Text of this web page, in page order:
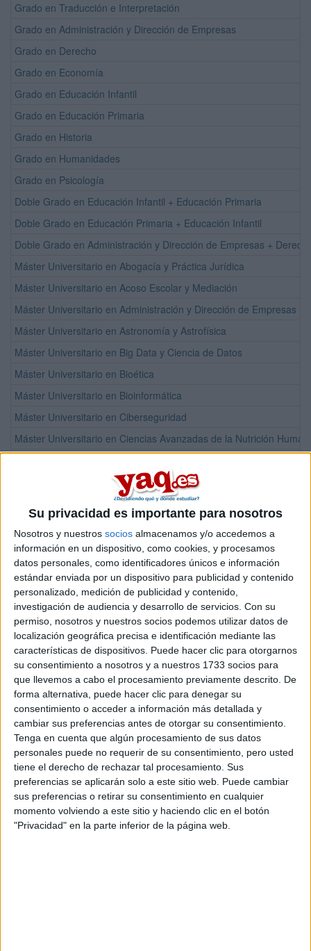
Su privacidad es importante para nosotros
Nosotros y nuestros socios almacenamos y/o accedemos a
información en un dispositivo, como cookies, y procesamos
datos personales, como identificadores únicos e información
estándar enviada por un dispositivo para publicidad y contenido
personalizado, medición de publicidad y contenido,
investigación de audiencia y desarrollo de servicios. Con su
permiso, nosotros y nuestros socios podemos utilizar datos de
localización geográfica precisa e identificación mediante las
características de dispositivos. Puede hacer clic para otorgarnos
su consentimiento a nosotros y a nuestros 1733 socios para
que llevemos a cabo el procesamiento previamente descrito. De
forma alternativa, puede hacer clic para denegar su
consentimiento o acceder a información más detallada y
cambiar sus preferencias antes de otorgar su consentimiento.
Tenga en cuenta que algún procesamiento de sus datos
personales puede no requerir de su consentimiento, pero usted
tiene el derecho de rechazar tal procesamiento. Sus
preferencias se aplicarán solo a este sitio web. Puede cambiar
sus preferencias o retirar su consentimiento en cualquier
momento volviendo a este sitio y haciendo clic en el botón
"Privacidad" en la parte inferior de la página web.
Grado en Traducción e Interpretación
Grado en Administración y Dirección de Empresas
Grado en Derecho
Grado en Economía
Grado en Educación Infantil
Grado en Educación Primaria
Grado en Historia
Grado en Humanidades
Grado en Psicología
Doble Grado en Educación Infantil + Educación Primaria
Doble Grado en Educación Primaria + Educación Infantil
Doble Grado en Administración y Dirección de Empresas +
Máster Universitario en Abogacía y Práctica Jurídica
Máster Universitario en Acoso Escolar y Mediación
Máster Universitario en Administración y Dirección de Empresas
Máster Universitario en Astronomía y Astrofísica
Máster Universitario en Big Data y Ciencia de Datos
Máster Universitario en Bioética
Máster Universitario en Bioinformática
Máster Universitario en Ciberseguridad
Máster Universitario en Ciencias Avanzadas de la Nutrición
Máster Universitario en Comunicación Corporativa y Estratégica
Máster Universitario en Comunicación Social de la Investigación
Máster Universitario en Comunicación Social y Cultural para los
Máster Universitario en Comunicación y Marketing Político
Máster Universitario en Creación de Guiones Audiovisuales
Máster Universitario en Criminología. Delincuencia y Victimología
Máster Universitario en Cuidados de Enfermería en Urgencias y
Máster Universitario en Derecho de los Negocios y la Contratación
Máster Universitario en Derecho Digital y de la Ciberseguridad
Máster Universitario en Desarrollo de Aplicaciones y Servicios Web
Máster Universitario en Dificultades del Aprendizaje y Trastornos
Máster Universitario en Dirección de Marketing y Gestión
Máster Universitario en Dirección Sanitaria y Gestión Clínica
Máster Universitario en Dirección y Gestión de Enfermería
Máster Universitario en Dirección y Gestión de Personas
Máster Universitario en Dirección y Gestión Financiera
Máster Universitario en Dirección, Liderazgo y Gestión de Centros